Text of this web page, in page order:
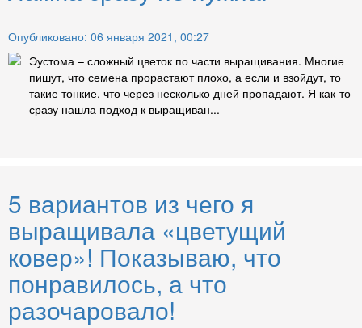
Опубликовано: 06 января 2021, 00:27
Эустома – сложный цветок по части выращивания. Многие
пишут, что семена прорастают плохо, а если и взойдут, то
такие тонкие, что через несколько дней пропадают. Я как-то
сразу нашла подход к выращиван...
5 вариантов из чего я
выращивала «цветущий
ковер»! Показываю, что
понравилось, а что
разочаровало!